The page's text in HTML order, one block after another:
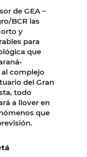
de GEA –
BCR las
y
para
que
complejo
del Gran
todo
a llover en
que